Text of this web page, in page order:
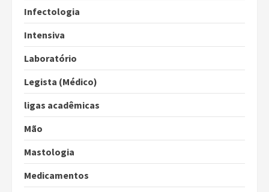
Infectologia
Intensiva
Laboratório
Legista (Médico)
ligas acadêmicas
Mão
Mastologia
Medicamentos